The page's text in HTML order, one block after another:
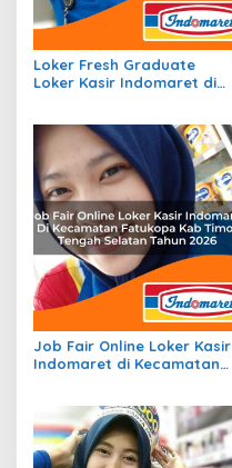
Loker Fresh Graduate
Loker Kasir Indomaret di
Job Fair Online Loker Kasir
Indomaret di Kecamatan